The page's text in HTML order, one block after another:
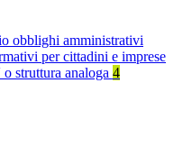
obblighi amministrativi
per cittadini e imprese
struttura analoga 4